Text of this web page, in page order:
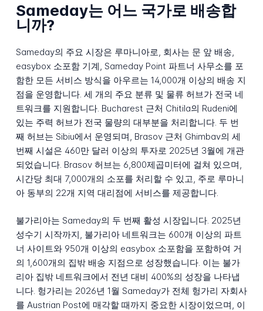
Sameday는 어느 국가로 배송합
니까?
Sameday의 주요 시장은 루마니아로, 회사는 문 앞 배송,
easybox 소포함 기계, Sameday Point 파트너 사무소를 포
함한 모든 서비스 방식을 아우르는 14,000개 이상의 배송 지
점을 운영합니다. 세 개의 주요 분류 및 물류 허브가 전국 네
트워크를 지원합니다. Bucharest 근처 Chitila의 Rudeni에
있는 주력 허브가 전국 물량의 대부분을 처리합니다. 두 번
째 허브는 Sibiu에서 운영되며, Brasov 근처 Ghimbav의 세
번째 시설은 460만 달러 이상의 투자로 2025년 3월에 개관
되었습니다. Brasov 허브는 6,800제곱미터에 걸쳐 있으며,
시간당 최대 7,000개의 소포를 처리할 수 있고, 주로 루마니
아 동부의 22개 지역 대리점에 서비스를 제공합니다.
불가리아는 Sameday의 두 번째 활성 시장입니다. 2025년
성수기 시작까지, 불가리아 네트워크는 600개 이상의 파트
너 사이트와 950개 이상의 easybox 소포함을 포함하여 거
의 1,600개의 집밖 배송 지점으로 성장했습니다. 이는 불가
리아 집밖 네트워크에서 전년 대비 400%의 성장을 나타냅
니다. 헝가리는 2026년 1월 Sameday가 전체 헝가리 자회사
를 Austrian Post에 매각할 때까지 중요한 시장이었으며, 이